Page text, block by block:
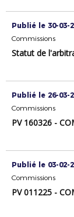
Publié le 30-03-
Commissions
Statut de
Publié le 26-03-
Commissions
PV 160326 -
Publié le 03-02-
Commissions
PV 011225 -